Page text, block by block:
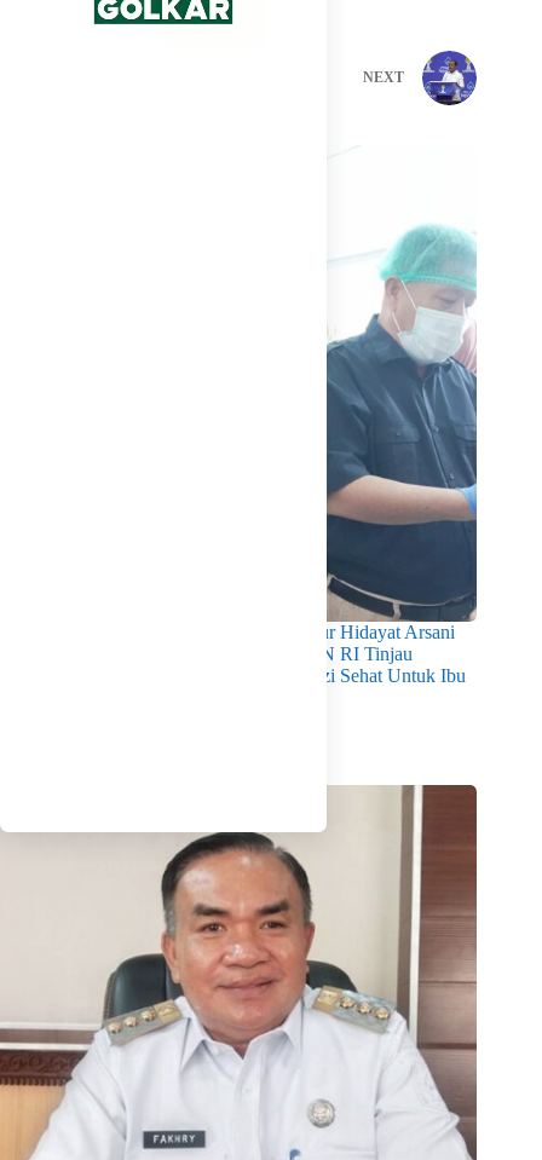
NEXT
Pastikan Kualitas Gizi Terpenuhi, Gubernur Hidayat Arsani
Dampingi Mendukbangga/Kepala BKKBN RI Tinjau
Layanan Program MBG 3B Wujudkan Gizi Sehat Untuk Ibu